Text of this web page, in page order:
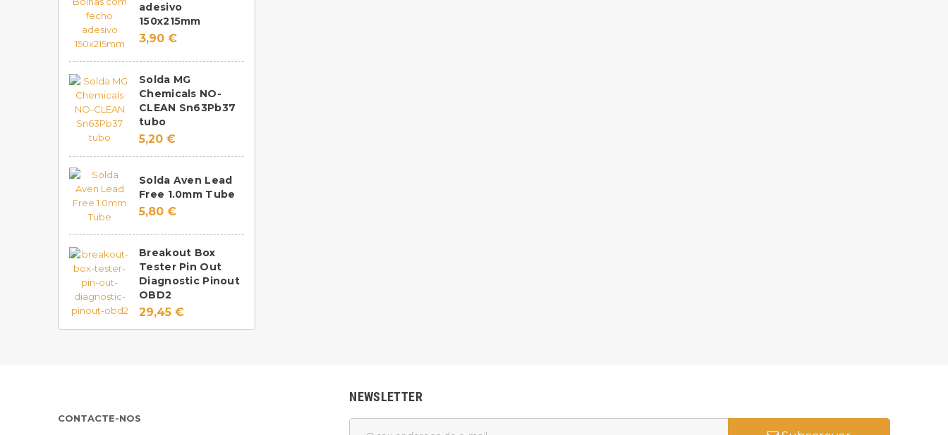
adesivo
150x215mm
3,90 €
Solda MG
Chemicals NO-
CLEAN Sn63Pb37
tubo
5,20 €
Solda Aven Lead
Free 1.0mm Tube
5,80 €
Breakout Box
Tester Pin Out
Diagnostic Pinout
OBD2
29,45 €
CONTACTE-NOS
NEWSLETTER